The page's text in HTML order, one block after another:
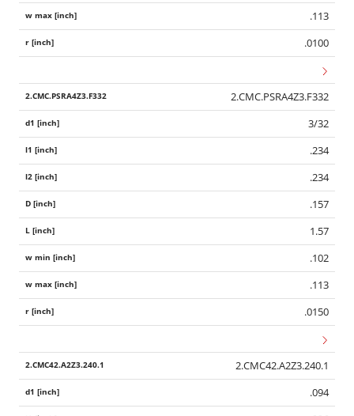
.113
.0100
2.CMC.PSRA4Z3.F332
3/32
.234
.234
.157
1.57
.102
.113
.0150
2.CMC42.A2Z3.240.1
.094